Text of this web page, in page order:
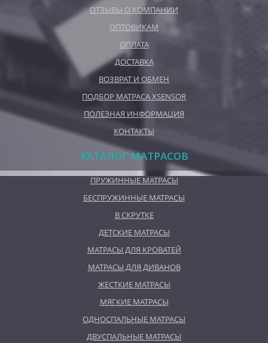
ОТЗЫВЫ О КОМПАНИИ
ОПТОВИКАМ
ОПЛАТА
ДОСТАВКА
ВОЗВРАТ И ОБМЕН
ПОДБОР МАТРАСА XSENSOR
ПОЛЕЗНАЯ ИНФОРМАЦИЯ
КОНТАКТЫ
КАТАЛОГ МАТРАСОВ
ПРУЖИННЫЕ МАТРАСЫ
БЕСПРУЖИННЫЕ МАТРАСЫ
В СКРУТКЕ
ДЕТСКИЕ МАТРАСЫ
МАТРАСЫ ДЛЯ КРОВАТЕЙ
МАТРАСЫ ДЛЯ ДИВАНОВ
ЖЕСТКИЕ МАТРАСЫ
МЯГКИЕ МАТРАСЫ
ОДНОСПАЛЬНЫЕ МАТРАСЫ
ДВУСПАЛЬНЫЕ МАТРАСЫ